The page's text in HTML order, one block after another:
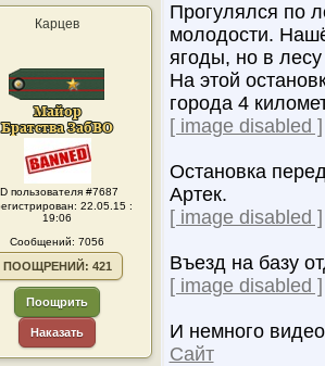
Карцев
пользователя #7687
22.05.15 :
19:06
Сообщений: 7056
ПООЩРЕНИЙ: 421
Поощрить
Наказать
Прогулялся по
молодости.
ягоды, но в
На этой
города 4
[ image disabled ]
Остановка
Артек.
[ image disabled ]
Въезд на базу
[ image disabled ]
И немного
Сайт